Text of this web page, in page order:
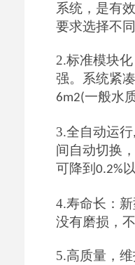
系统，是有
要求选择不
2.标准模块
强。系统紧
6m2(一般水
3.全自动运行
间自动切换
可降到 0.2%
4.寿命长：
没有磨损，
5.高质量，